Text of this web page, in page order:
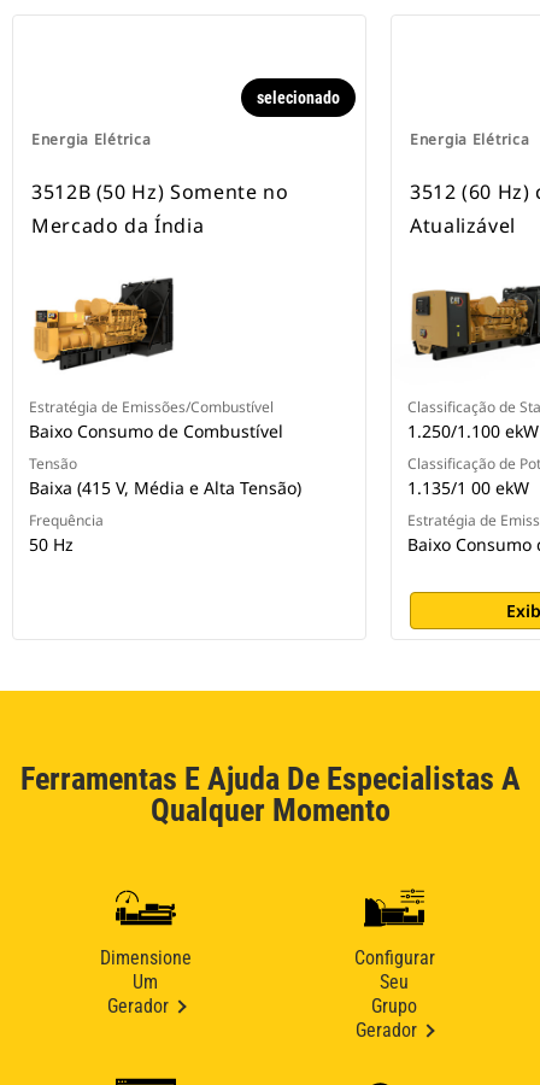
Energia Elétrica
selecionado
3512B (50 Hz) Somente no
Mercado da Índia
Estratégia de Emissões/Combustível
Baixo Consumo de Combustível
Tensão
Baixa (415 V, Média e Alta Tensão)
Frequência
50 Hz
Energia Elétrica
3512 (60 Hz)
Atualizável
Classificação de
1.250/1.100 ekW
Classificação de
1.135/1 00 ekW
Estratégia de
Baixo
Ferramentas E Ajuda De Especialistas A
Qualquer Momento
Dimensione
Um
Gerador
Configurar
Seu
Grupo
Gerador